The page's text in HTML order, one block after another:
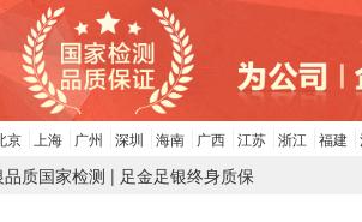
京 上海 广州 深圳 海南 广西 江苏 浙江 福建
品质国家检测 | 足金足银终身质保